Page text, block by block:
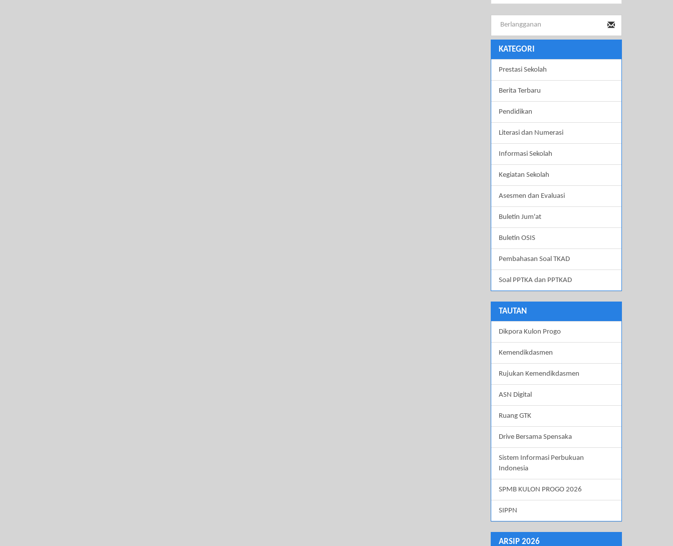
KATEGORI
Prestasi Sekolah
Berita Terbaru
Pendidikan
Literasi dan Numerasi
Informasi Sekolah
Kegiatan Sekolah
Asesmen dan Evaluasi
Buletin Jum'at
Buletin OSIS
Pembahasan Soal TKAD
Soal PPTKA dan PPTKAD
TAUTAN
Dikpora Kulon Progo
Kemendikdasmen
Rujukan Kemendikdasmen
ASN Digital
Ruang GTK
Drive Bersama Spensaka
Sistem Informasi Perbukuan
Indonesia
SPMB KULON PROGO 2026
SIPPN
ARSIP 2026